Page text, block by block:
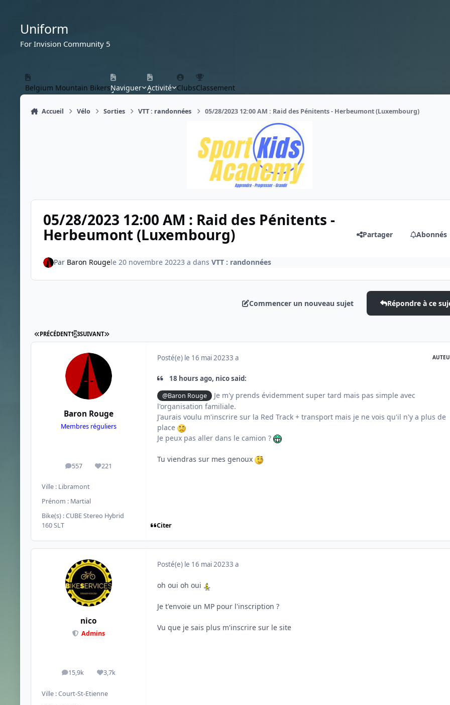
Uniform
For Invision Community 5
Belgium Mountain BikersNaviguer Activité ClubsClassement
Accueil Vélo Sorties VTT : randonnées 05/28/2023 12:00 AM : Raid des Pénitents - Herbeumont (Luxembourg)
05/28/2023 12:00 AM : Raid des Pénitents -
Herbeumont (Luxembourg) Partager Abonnés
Par Baron Rougele 20 novembre 20223 a dans VTT : randonnées
Commencer un nouveau sujet Répondre à ce
PREMIÈRE PAGE
PRÉCÉDENT123SUIVANT DERNIÈRE PAGE
Baron Rouge
Membres réguliers
557
messages221
Réputation
Ville : Libramont
Prénom : Martial
Bike(s) :CUBE Stereo Hybrid
160 SLT
Posté(e) le 16 mai 20233 a
18 hours ago, nico said:
@Baron Rouge
Je m'y prends évidemment super tard mais pas simple avec
l'organisation familiale.
J'aurais voulu m'inscrire sur la Red Track + transport mais je ne vois qu'il n'y a plus de
place
Je peux pas aller dans le camion ?
Tu viendras sur mes genoux
Citer
nico
Admins
15,9k
messages3,7k
Réputation
Ville :Court-St-Etienne
Posté(e) le 16 mai 20233 a
oh oui oh oui
Je t'envoie un MP pour l'inscription ?
Vu que je sais plus m'inscrire sur le site